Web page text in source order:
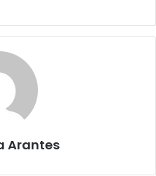
Arantes